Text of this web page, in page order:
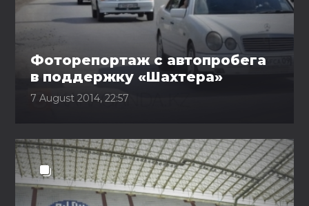
Фоторепортаж с автопробега
в поддержку «Шахтера»
7 August 2014, 22:57